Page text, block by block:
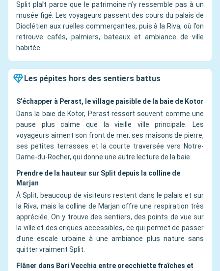
Split plaît parce que le patrimoine n’y ressemble pas à un
musée figé. Les voyageurs passent des cours du palais de
Dioclétien aux ruelles commerçantes, puis à la Riva, où l’on
retrouve cafés, palmiers, bateaux et ambiance de ville
habitée.
Les pépites hors des sentiers battus
S’échapper à Perast, le village paisible de la baie de Kotor
Dans la baie de Kotor, Perast ressort souvent comme une
pause plus calme que la vieille ville principale. Les
voyageurs aiment son front de mer, ses maisons de pierre,
ses petites terrasses et la courte traversée vers Notre-
Dame-du-Rocher, qui donne une autre lecture de la baie.
Prendre de la hauteur sur Split depuis la colline de
Marjan
À Split, beaucoup de visiteurs restent dans le palais et sur
la Riva, mais la colline de Marjan offre une respiration très
appréciée. On y trouve des sentiers, des points de vue sur
la ville et des criques accessibles, ce qui permet de passer
d’une escale urbaine à une ambiance plus nature sans
quitter vraiment Split.
Flâner dans Bari Vecchia entre orecchiette fraîches et